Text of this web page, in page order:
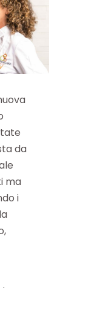
da
ma
i